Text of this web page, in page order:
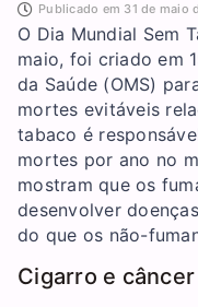
Publicado em 31 de maio
O Dia Mundial Sem
maio, foi criado em
da Saúde (OMS)
mortes evitáveis
tabaco é
mortes por ano no
mostram que os
desenvolver
do que os não-
Cigarro e câncer